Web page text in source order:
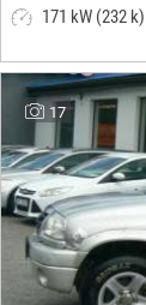
171 kW (232 k)
17